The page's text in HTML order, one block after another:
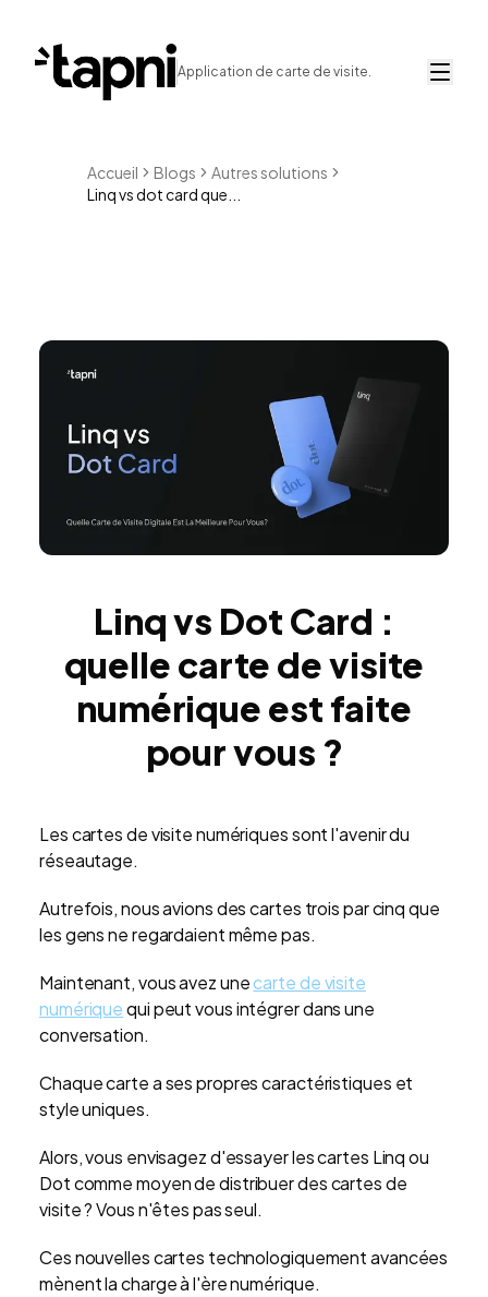
Application de carte de visite.
Accueil Blogs
Autres solutions
Linq vs dot card que...
Linq vs Dot Card :
quelle carte de visite
numérique est faite
pour vous ?
Les cartes de visite numériques sont l'avenir du
réseautage.
Autrefois, nous avions des cartes trois par cinq que
les gens ne regardaient même pas.
Maintenant, vous avez unecarte de visite
numériquequi peut vous intégrer dans une
conversation.
Chaque carte a ses propres caractéristiques et
style uniques.
Alors, vous envisagez d'essayer les cartes Linq ou
Dot comme moyen de distribuer des cartes de
visite ? Vous n'êtes pas seul.
Ces nouvelles cartes technologiquement avancées
mènent la charge à l'ère numérique.